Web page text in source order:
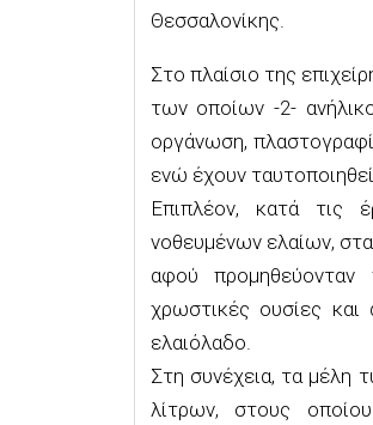
Θεσσαλονίκης.
Στο πλαίσιο της
των οποίων -2-
οργάνωση,
ενώ έχουν
Επιπλέον, κατά τις
νοθευμένων ελαίων,
αφού προμηθεύονταν
χρωστικές ουσίες και
ελαιόλαδο.
Στη συνέχεια, τα μέλη
λίτρων, στους